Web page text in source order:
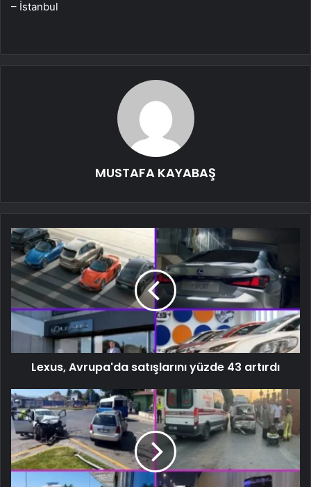
– İstanbul
MUSTAFA KAYABAŞ
Lexus, Avrupa'da satışlarını yüzde 43 artırdı